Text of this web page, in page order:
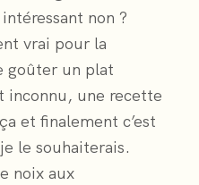
non ?
vrai pour la
goûter un plat
inconnu, une recette
et finalement c’est
le souhaiterais.
noix aux